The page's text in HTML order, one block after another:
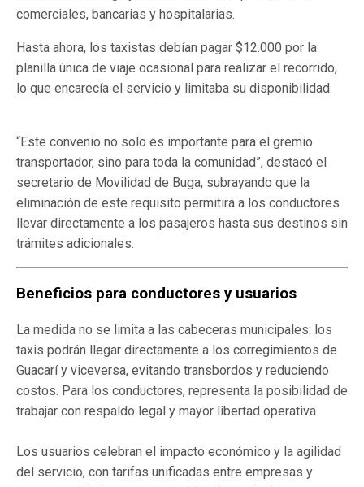
comerciales, bancarias y hospitalarias.
Hasta ahora, los taxistas debían pagar $12.000 por la
planilla única de viaje ocasional para realizar el recorrido,
lo que encarecía el servicio y limitaba su disponibilidad.
“Este convenio no solo es importante para el gremio
transportador, sino para toda la comunidad”, destacó el
secretario de Movilidad de Buga, subrayando que la
eliminación de este requisito permitirá a los conductores
llevar directamente a los pasajeros hasta sus destinos sin
trámites adicionales.
Beneficios para conductores y usuarios
La medida no se limita a las cabeceras municipales: los
taxis podrán llegar directamente a los corregimientos de
Guacarí y viceversa, evitando transbordos y reduciendo
costos. Para los conductores, representa la posibilidad de
trabajar con respaldo legal y mayor libertad operativa.
Los usuarios celebran el impacto económico y la agilidad
del servicio, con tarifas unificadas entre empresas y